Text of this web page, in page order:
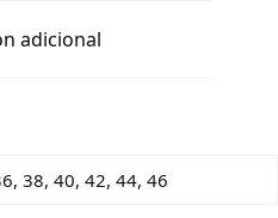
adicional
38, 40, 42, 44, 46